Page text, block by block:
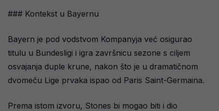
### Kontekst u Bayernu
Bayern je pod vodstvom Kompanyja već osigurao
titulu u Bundesligi i igra završnicu sezone s ciljem
osvajanja duple krune, nakon što je u dramatičnom
dvomeču Lige prvaka ispao od Paris Saint-Germaina.
Prema istom izvoru, Stones bi mogao biti i dio